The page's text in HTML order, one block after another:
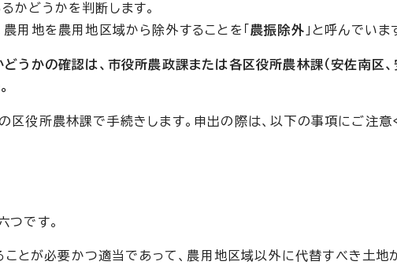
かどうかを判断します。
用地を農用地区域から除外することを「 農振除外 」と呼んでいま
うかの確認は、市役所農政課または各区役所農林課（安佐南区
役所農林課で手続きします。申出の際は、以下の事項にご注意
つです。
とが必要かつ適当であって、農用地区域以外に代替すべき土地